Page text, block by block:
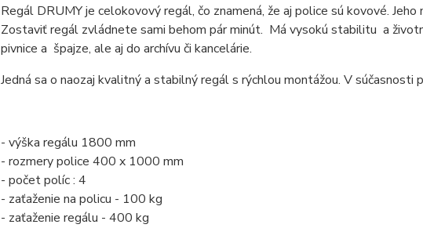
Regál DRUMY je celokovový regál, čo znamená, že aj police sú kovové.
Zostaviť regál zvládnete sami behom pár minút. Má vysokú stabilitu a
pivnice a špajze, ale aj do archívu či kancelárie.
Jedná sa o naozaj kvalitný a stabilný regál s rýchlou montážou. V súčasnosti
- výška regálu 1800 mm
- rozmery police 400 x 1000 mm
- počet políc : 4
- zaťaženie na policu - 100 kg
- zaťaženie regálu - 400 kg